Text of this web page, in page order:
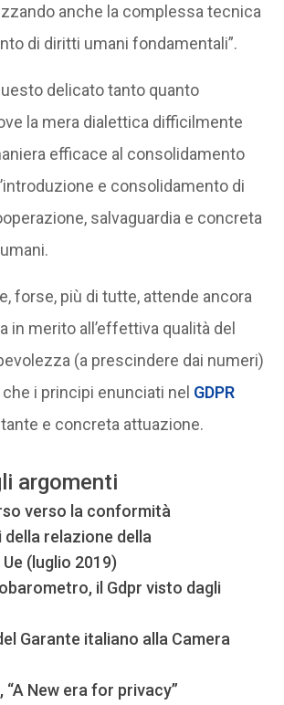
anche la complessa tecnica
di diritti umani fondamentali”.
delicato tanto quanto
la mera dialettica difficilmente
efficace al consolidamento
e consolidamento di
salvaguardia e concreta
forse, più di tutte, attende ancora
in merito all’effettiva qualità del
(a prescindere dai numeri)
i principi enunciati nel GDPR
e concreta attuazione.
argomenti
verso la conformità
relazione della
(luglio 2019)
il Gdpr visto dagli
Garante italiano alla Camera
“A New era for privacy”